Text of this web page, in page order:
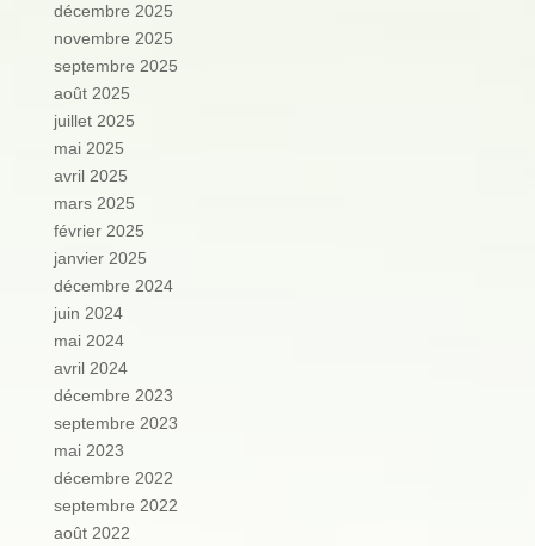
décembre 2025
novembre 2025
septembre 2025
août 2025
juillet 2025
mai 2025
avril 2025
mars 2025
février 2025
janvier 2025
décembre 2024
juin 2024
mai 2024
avril 2024
décembre 2023
septembre 2023
mai 2023
décembre 2022
septembre 2022
août 2022